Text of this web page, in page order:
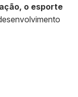
o esporte